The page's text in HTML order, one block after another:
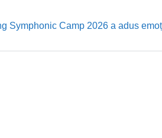
Symphonic Camp 2026 a adus